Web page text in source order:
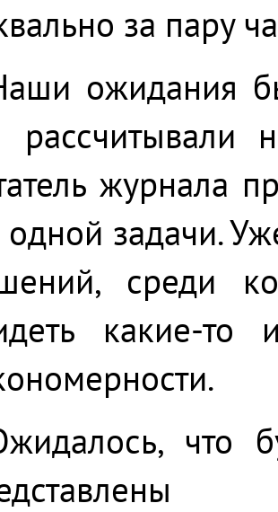
за пару
ожидания
рассчитывали
журнала
задачи.
среди
какие-то
что